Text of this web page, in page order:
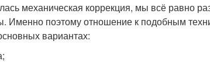
механическая коррекция, мы всё равно
Именно поэтому отношение к подобным
вариантах: